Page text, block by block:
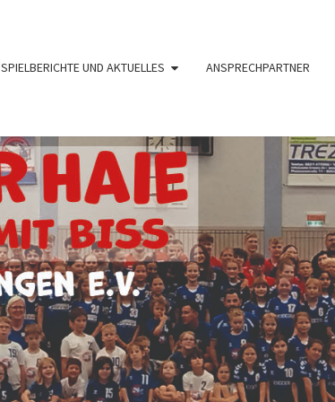
SPIELBERICHTE UND AKTUELLES ANSPRECHPARTNER
TV
1890
Edingen